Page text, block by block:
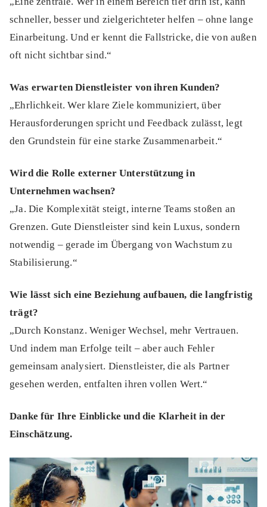
schneller, besser und zielgerichteter helfen – ohne lange
Einarbeitung. Und er kennt die Fallstricke, die von außen
oft nicht sichtbar sind.“
Was erwarten Dienstleister von ihren Kunden?
„Ehrlichkeit. Wer klare Ziele kommuniziert, über
Herausforderungen spricht und Feedback zulässt, legt
den Grundstein für eine starke Zusammenarbeit.“
Wird die Rolle externer Unterstützung in
Unternehmen wachsen?
„Ja. Die Komplexität steigt, interne Teams stoßen an
Grenzen. Gute Dienstleister sind kein Luxus, sondern
notwendig – gerade im Übergang von Wachstum zu
Stabilisierung.“
Wie lässt sich eine Beziehung aufbauen, die langfristig
trägt?
„Durch Konstanz. Weniger Wechsel, mehr Vertrauen.
Und indem man Erfolge teilt – aber auch Fehler
gemeinsam analysiert. Dienstleister, die als Partner
gesehen werden, entfalten ihren vollen Wert.“
Danke für Ihre Einblicke und die Klarheit in der
Einschätzung.